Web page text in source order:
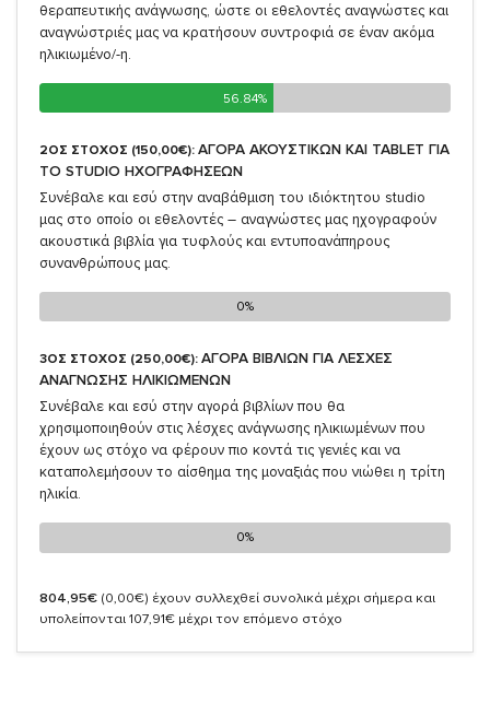
θεραπευτικής ανάγνωσης, ώστε οι εθελοντές αναγνώστες και
αναγνώστριές μας να κρατήσουν συντροφιά σε έναν ακόμα
ηλικιωμένο/-η.
56.84%
56.84%
2ΟΣ ΣΤΟΧΟΣ (150,00€): ΑΓΟΡΑ ΑΚΟΥΣΤΙΚΩΝ ΚΑΙ TABLET ΓΙΑ
TO STUDIO ΗΧΟΓΡΑΦΗΣΕΩΝ
Συνέβαλε και εσύ στην αναβάθμιση του ιδιόκτητου studio
μας στο οποίο οι εθελοντές – αναγνώστες μας ηχογραφούν
ακουστικά βιβλία για τυφλούς και εντυποανάπηρους
συνανθρώπους μας.
0%
0%
3ΟΣ ΣΤΟΧΟΣ (250,00€): ΑΓΟΡΑ ΒΙΒΛΙΩΝ ΓΙΑ ΛΕΣΧΕΣ
ΑΝΑΓΝΩΣΗΣ ΗΛΙΚΙΩΜΕΝΩΝ
Συνέβαλε και εσύ στην αγορά βιβλίων που θα
χρησιμοποιηθούν στις λέσχες ανάγνωσης ηλικιωμένων που
έχουν ως στόχο να φέρουν πιο κοντά τις γενιές και να
καταπολεμήσουν το αίσθημα της μοναξιάς που νιώθει η τρίτη
ηλικία.
0%
0%
804,95€ (0,00€) έχουν συλλεχθεί συνολικά μέχρι σήμερα και
υπολείπονται 107,91€ μέχρι τον επόμενο στόχο